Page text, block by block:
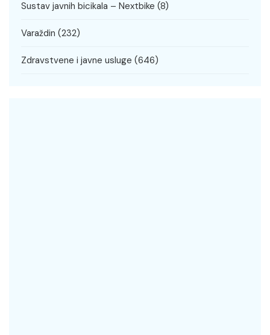
Sustav javnih bicikala – Nextbike (8)
Varaždin (232)
Zdravstvene i javne usluge (646)